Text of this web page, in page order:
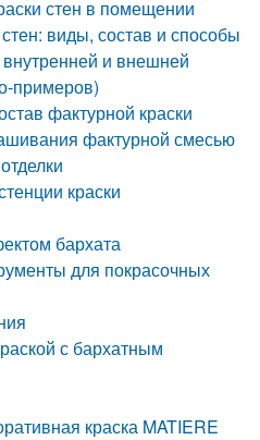
стен в помещении
виды, состав и способы
и внешней
примеров)
фактурной краски
фактурной смесью
краски
бархата
для покрасочных
с бархатным
краска MATIERE